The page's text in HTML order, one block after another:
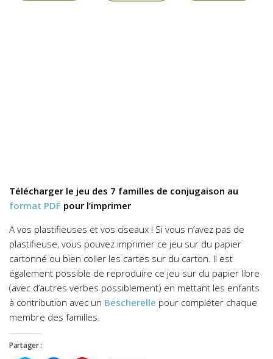
Télécharger le jeu des 7 familles de conjugaison au
format PDF pour l’imprimer
A vos plastifieuses et vos ciseaux ! Si vous n’avez pas de
plastifieuse, vous pouvez imprimer ce jeu sur du papier
cartonné ou bien coller les cartes sur du carton. Il est
également possible de reproduire ce jeu sur du papier libre
(avec d’autres verbes possiblement) en mettant les enfants
à contribution avec un Bescherelle pour compléter chaque
membre des familles.
Partager :